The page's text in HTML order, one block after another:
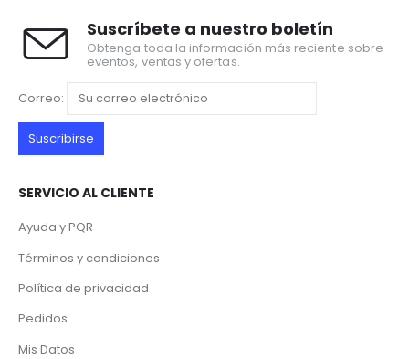
Suscríbete a nuestro boletín
Obtenga toda la información más reciente sobre
eventos, ventas y ofertas.
Correo:
SERVICIO AL CLIENTE
Ayuda y PQR
Términos y condiciones
Política de privacidad
Pedidos
Mis Datos